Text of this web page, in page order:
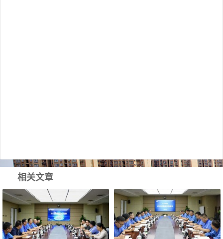
相关文章